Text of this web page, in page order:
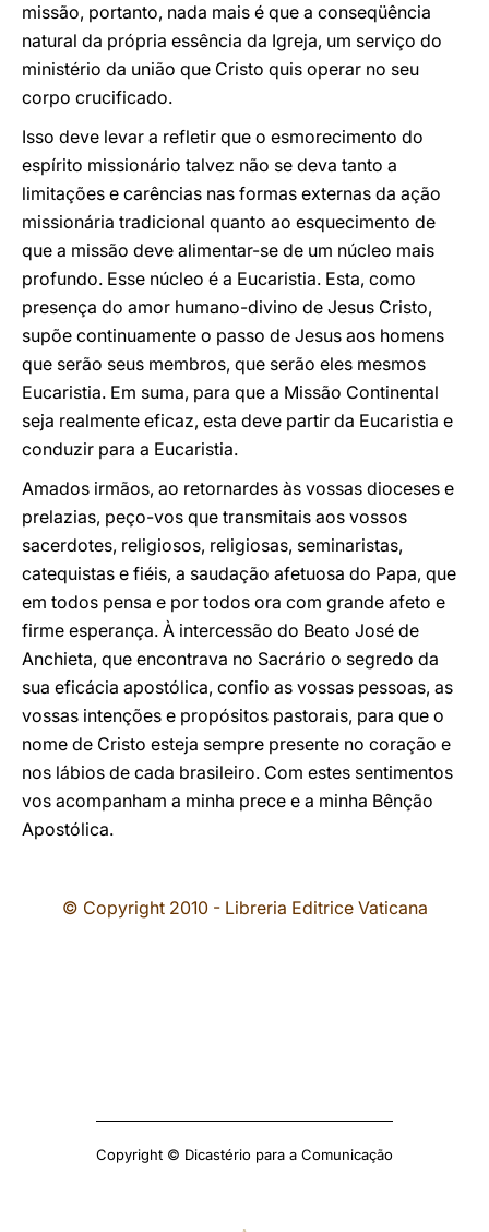
missão, portanto, nada mais é que a conseqüência
natural da própria essência da Igreja, um serviço do
ministério da união que Cristo quis operar no seu
corpo crucificado.
Isso deve levar a refletir que o esmorecimento do
espírito missionário talvez não se deva tanto a
limitações e carências nas formas externas da ação
missionária tradicional quanto ao esquecimento de
que a missão deve alimentar-se de um núcleo mais
profundo. Esse núcleo é a Eucaristia. Esta, como
presença do amor humano-divino de Jesus Cristo,
supõe continuamente o passo de Jesus aos homens
que serão seus membros, que serão eles mesmos
Eucaristia. Em suma, para que a Missão Continental
seja realmente eficaz, esta deve partir da Eucaristia e
conduzir para a Eucaristia.
Amados irmãos, ao retornardes às vossas dioceses e
prelazias, peço-vos que transmitais aos vossos
sacerdotes, religiosos, religiosas, seminaristas,
catequistas e fiéis, a saudação afetuosa do Papa, que
em todos pensa e por todos ora com grande afeto e
firme esperança. À intercessão do Beato José de
Anchieta, que encontrava no Sacrário o segredo da
sua eficácia apostólica, confio as vossas pessoas, as
vossas intenções e propósitos pastorais, para que o
nome de Cristo esteja sempre presente no coração e
nos lábios de cada brasileiro. Com estes sentimentos
vos acompanham a minha prece e a minha Bênção
Apostólica.
© Copyright 2010 - Libreria Editrice Vaticana
Copyright © Dicastério para a Comunicação